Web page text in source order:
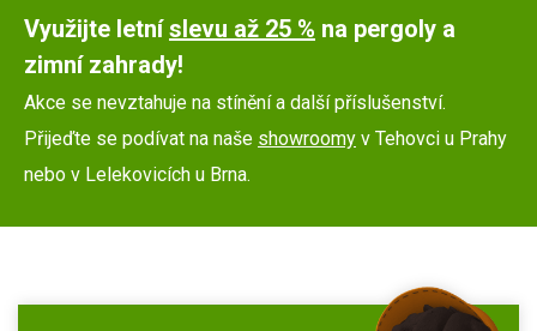
Využijte letníslevu až 25 % na pergoly a
zimní zahrady!
Akce se nevztahuje na stínění a další příslušenství.
Přijeďte se podívat na naše showroomy v Tehovci u Prahy
nebo v Lelekovicích u Brna.